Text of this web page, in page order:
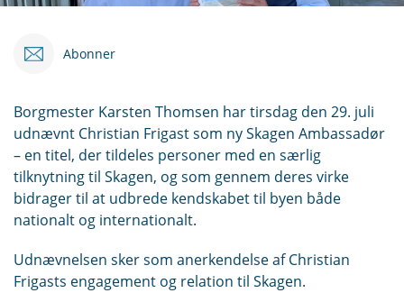
Abonner
Borgmester Karsten Thomsen har tirsdag den 29. juli
udnævnt Christian Frigast som ny Skagen Ambassadør
– en titel, der tildeles personer med en særlig
tilknytning til Skagen, og som gennem deres virke
bidrager til at udbrede kendskabet til byen både
nationalt og internationalt.
Udnævnelsen sker som anerkendelse af Christian
Frigasts engagement og relation til Skagen.